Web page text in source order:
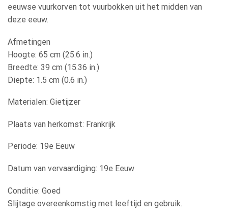
eeuwse vuurkorven tot vuurbokken uit het midden van
deze eeuw.
Afmetingen
Hoogte: 65 cm (25.6 in.)
Breedte: 39 cm (15.36 in.)
Diepte: 1.5 cm (0.6 in.)
Materialen: Gietijzer
Plaats van herkomst: Frankrijk
Periode: 19e Eeuw
Datum van vervaardiging: 19e Eeuw
Conditie: Goed
Slijtage overeenkomstig met leeftijd en gebruik.